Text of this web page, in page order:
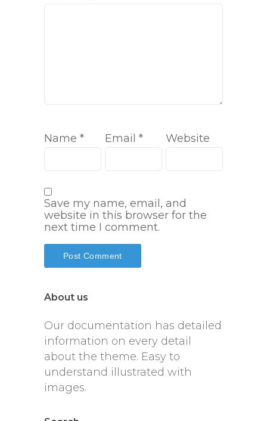
Name * Email * Website
Save my name, email, and
website in this browser for the
next time I comment.
About us
Our documentation has detailed
information on every detail
about the theme. Easy to
understand illustrated with
images.